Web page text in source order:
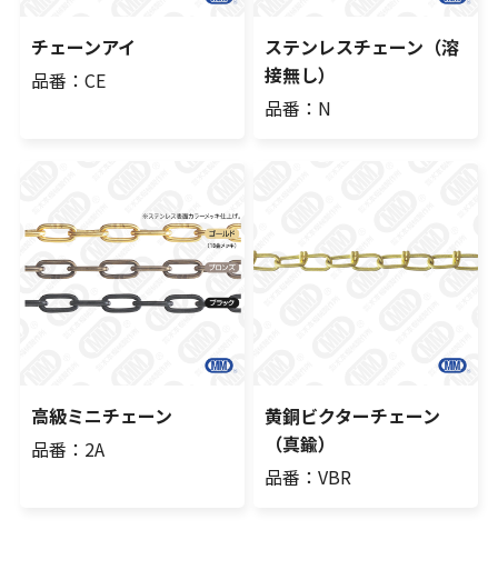
チェーンアイ
品番：CE
ステンレスチェーン（溶
接無し）
品番：N
高級ミニチェーン
品番：2A
黄銅ビクターチェーン
（真鍮）
品番：VBR